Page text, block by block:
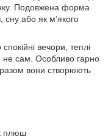
Подовжена форма
сну або як м’якого
вечори, теплі
не сам. Особливо гарно
разом вони створюють
плюш